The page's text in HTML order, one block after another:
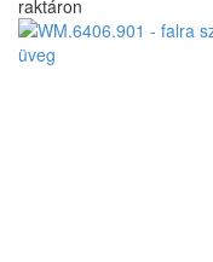
raktáron